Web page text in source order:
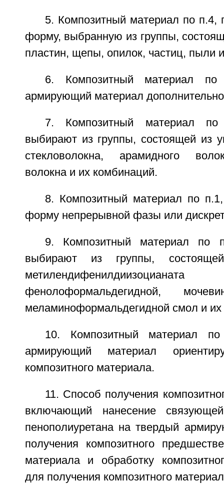
5. Композитный материал по п.4,
форму, выбранную из группы,
пластин, щепы, опилок, частиц, пыли
6. Композитный материал
армирующий материал
7. Композитный материал
выбирают из группы, состоящей из
стекловолокна, арамидного
волокна и их комбинаций.
8. Композитный материал по
форму непрерывной фазы или
9. Композитный материал по
выбирают из группы,
фенолоформальдегидной,
меламиноформальдегидной смол и
10. Композитный материал
армирующий материал
композитного материала.
11. Способ получения
включающий нанесение
пенополиуретана на твердый
получения композитного
материала и обработку
для получения композитного